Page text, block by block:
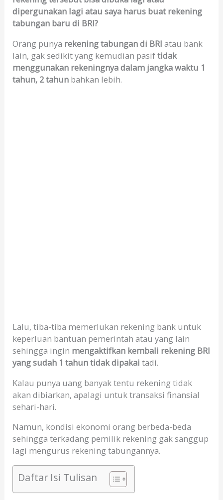
dipergunakan lagi atau saya harus buat rekening
tabungan baru di BRI?
Orang punya rekening tabungan di BRI atau bank
lain, gak sedikit yang kemudian pasiftidak
menggunakan rekeningnya dalam jangka waktu 1
tahun, 2 tahun bahkan lebih.
Lalu, tiba-tiba memerlukan rekening bank untuk
keperluan bantuan pemerintah atau yang lain
sehingga ingin mengaktifkan kembali rekening BRI
yang sudah 1 tahun tidak dipakai tadi.
Kalau punya uang banyak tentu rekening tidak
akan dibiarkan, apalagi untuk transaksi finansial
sehari-hari.
Namun, kondisi ekonomi orang berbeda-beda
sehingga terkadang pemilik rekening gak sanggup
lagi mengurus rekening tabungannya.
Daftar Isi Tulisan